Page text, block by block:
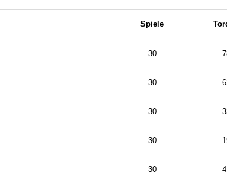
Spiele
30
30
30
30
30